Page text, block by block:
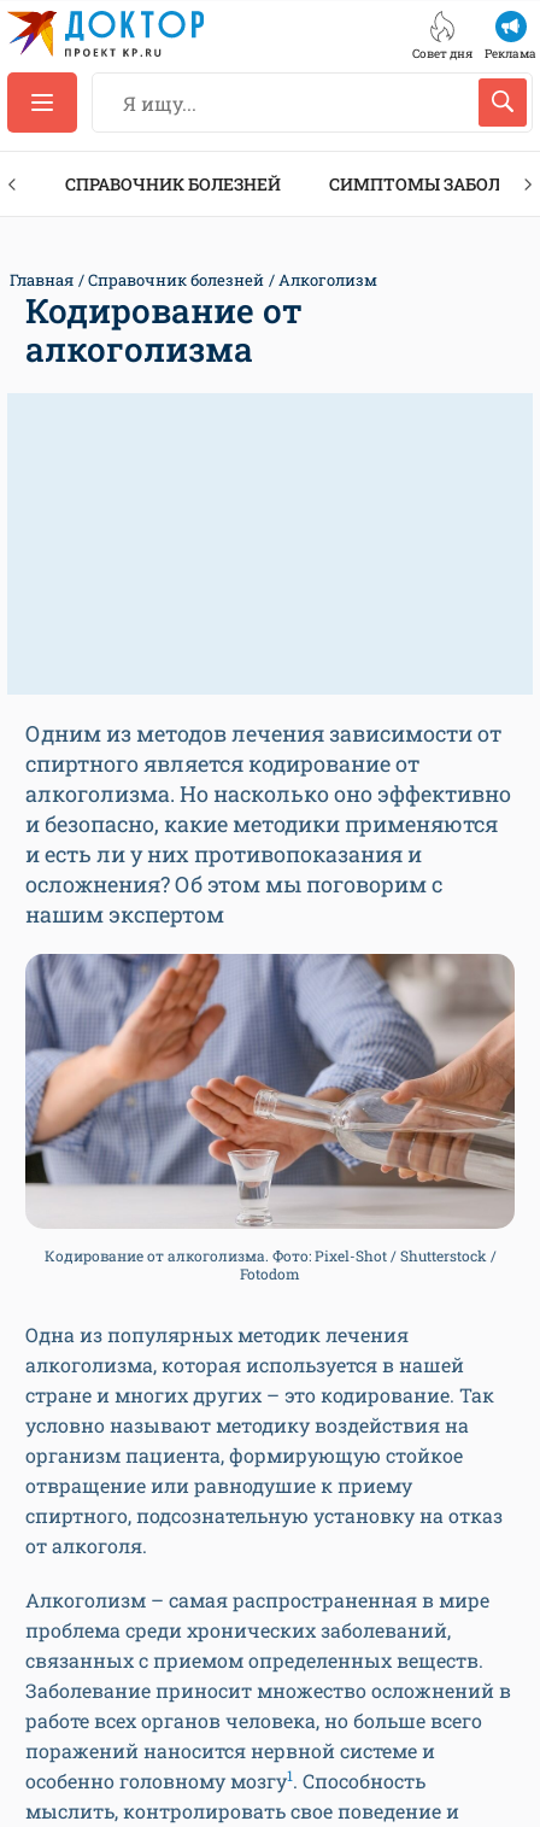
Совет дня Реклама
СПРАВОЧНИК БОЛЕЗНЕЙ СИМПТОМЫ
Главная Справочник болезней Алкоголизм
Кодирование от
алкоголизма
Одним из методов лечения зависимости от
спиртного является кодирование от
алкоголизма. Но насколько оно эффективно
и безопасно, какие методики применяются
и есть ли у них противопоказания и
осложнения? Об этом мы поговорим с
нашим экспертом
Кодирование от алкоголизма. Фото: Pixel-Shot / Shutterstock /
Fotodom
Одна из популярных методик лечения
алкоголизма, которая используется в нашей
стране и многих других – это кодирование. Так
условно называют методику воздействия на
организм пациента, формирующую стойкое
отвращение или равнодушие к приему
спиртного, подсознательную установку на отказ
от алкоголя.
Алкоголизм – самая распространенная в мире
проблема среди хронических заболеваний,
связанных с приемом определенных веществ.
Заболевание приносит множество осложнений в
работе всех органов человека, но больше всего
поражений наносится нервной системе и
особенно головному мозгу1. Способность
мыслить, контролировать свое поведение и